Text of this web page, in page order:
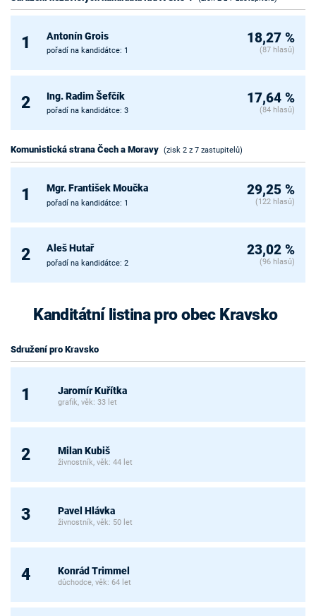
1 Antonín Grois
pořadí na kandidátce: 1
18,27 %
(87 hlasů)
2 Ing. Radim Šefčík
pořadí na kandidátce: 3
17,64 %
(84 hlasů)
Komunistická strana Čech a Moravy (zisk 2 z 7 zastupitelů)
1 Mgr. František Moučka
pořadí na kandidátce: 1
29,25 %
(122 hlasů)
2 Aleš Hutař
pořadí na kandidátce: 2
23,02 %
(96 hlasů)
Kanditátní listina pro obec Kravsko
Sdružení pro Kravsko
1 Jaromír Kuřítka
grafik, věk: 33 let
2 Milan Kubiš
živnostník, věk: 44 let
3 Pavel Hlávka
živnostník, věk: 50 let
4 Konrád Trimmel
důchodce, věk: 64 let